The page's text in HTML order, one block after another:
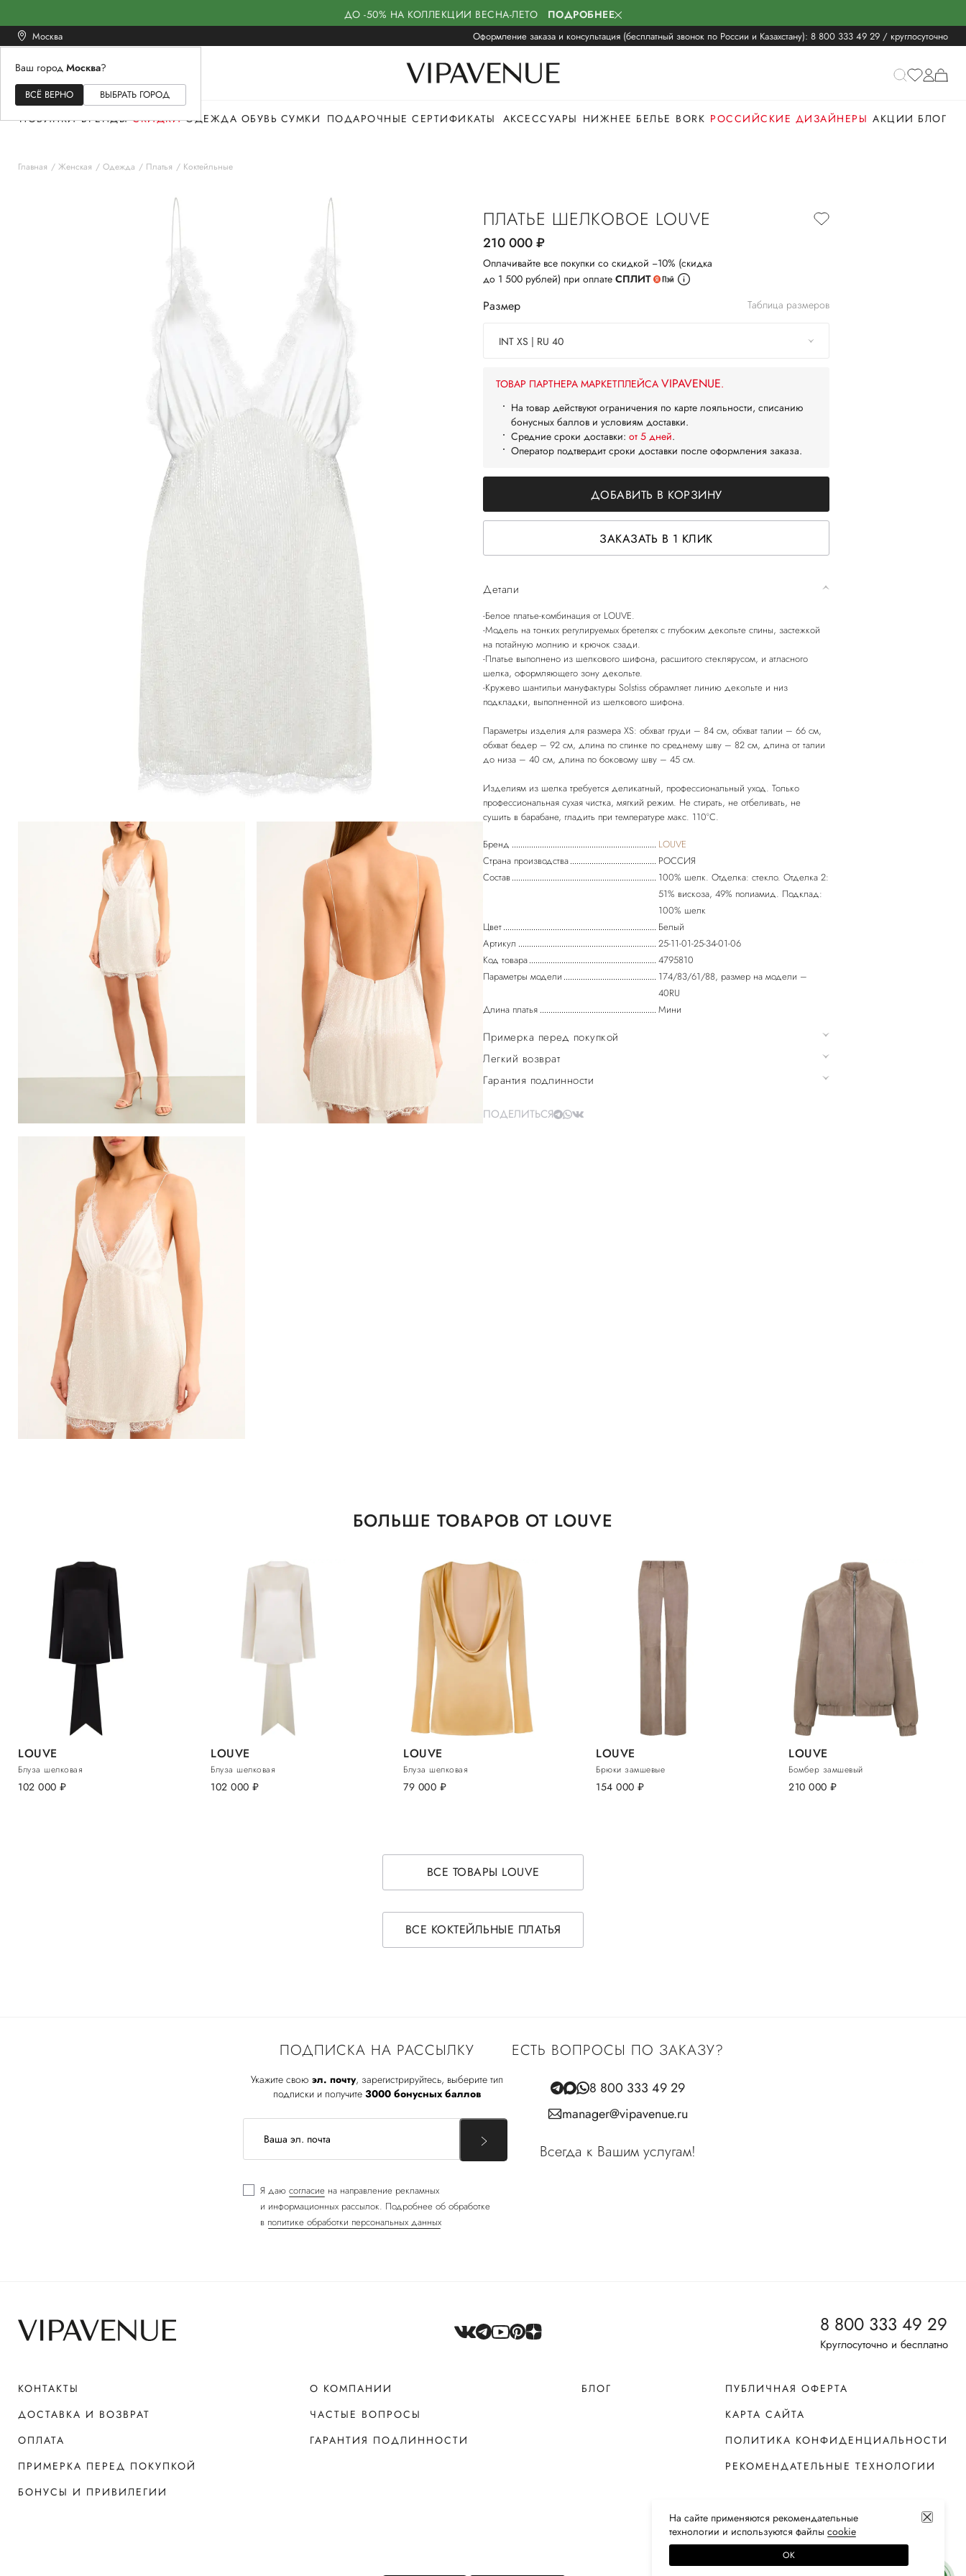
ДО -50% НА КОЛЛЕКЦИИ ВЕСНА-ЛЕТО ПОДРОБНЕЕ
Москва Оформление заказа и консультация (бесплатный звонок по России и Казахстану): 8 800 333 49 29 / круглосуточно
Ваш город Москва?
ВСЁ ВЕРНО ВЫБРАТЬ ГОРОД
ЖЕНСКОЕМУЖСКОЕ
НОВИНКИ БРЕНДЫ СКИДКИ ОДЕЖДА ОБУВЬ СУМКИ ПОДАРОЧНЫЕ СЕРТИФИКАТЫ АКСЕССУАРЫ НИЖНЕЕ БЕЛЬЕ BORK РОССИЙСКИЕ ДИЗАЙНЕРЫ АКЦИИ БЛОГ
Главная Женская Одежда Платья Коктейльные
ПЛАТЬЕ ШЕЛКОВОЕ LOUVE
210 000руб.
Оплачивайте все покупки со скидкой −10% (скидка
до 1 500 рублей) при оплате СПЛИТ
Размер Таблица размеров
INT XS | RU 40
ТОВАР ПАРТНЕРА МАРКЕТПЛЕЙСА VIPAVENUE.
На товар действуют ограничения по карте лояльности, списанию
бонусных баллов и условиям доставки.
Средние сроки доставки: от 5 дней.
Оператор подтвердит сроки доставки после оформления заказа.
ДОБАВИТЬ В КОРЗИНУ
ЗАКАЗАТЬ В 1 КЛИК
Детали
-Белое платье-комбинация от LOUVE.
-Модель на тонких регулируемых бретелях с глубоким декольте спины, застежкой
на потайную молнию и крючок сзади.
-Платье выполнено из шелкового шифона, расшитого стеклярусом, и атласного
шелка, оформляющего зону декольте.
-Кружево шантильи мануфактуры Solstiss обрамляет линию декольте и низ
подкладки, выполненной из шелкового шифона.
Параметры изделия для размера XS: обхват груди – 84 см, обхват талии – 66 см,
обхват бедер – 92 см, длина по спинке по среднему шву – 82 см, длина от талии
до низа – 40 см, длина по боковому шву – 45 см.
Изделиям из шелка требуется деликатный, профессиональный уход. Только
профессиональная сухая чистка, мягкий режим. Не стирать, не отбеливать, не
Бренд
LOUVE
Страна производства
РОССИЯ
Состав
100% шелк. Отделка: стекло. Отделка 2:
51% вискоза, 49% полиамид. Подклад:
100% шелк
Цвет
Белый
Артикул
25-11-01-25-34-01-06
Код товара
4795810
Параметры модели
174/83/61/88, размер на модели –
40RU
Длина платья
Мини
Примерка перед покупкой
Легкий возврат
Гарантия подлинности
ПОДЕЛИТЬСЯ
БОЛЬШЕ ТОВАРОВ ОТ LOUVE
LOUVE
Блуза шелковая
102 000 руб.
LOUVE
Блуза шелковая
102 000 руб.
LOUVE
Блуза шелковая
79 000 руб.
LOUVE
Брюки замшевые
154 000 руб.
LOUVE
Бомбер замшевый
210 000 руб.
ВСЕ ТОВАРЫ LOUVE
ВСЕ КОКТЕЙЛЬНЫЕ ПЛАТЬЯ
ПОДПИСКА НА РАССЫЛКУ
Укажите свою эл. почту, зарегистрируйтесь, выберите тип
подписки и получите 3000 бонусных баллов
Я даю согласие на направление рекламных
и информационных рассылок. Подробнее об обработке
в политике обработки персональных данных
ЕСТЬ ВОПРОСЫ ПО ЗАКАЗУ?
8 800 333 49 29
manager@vipavenue.ru
Всегда к Вашим услугам!
8 800 333 49 29
Круглосуточно и бесплатно
КОНТАКТЫ
ДОСТАВКА И ВОЗВРАТ
ОПЛАТА
ПРИМЕРКА ПЕРЕД ПОКУПКОЙ
БОНУСЫ И ПРИВИЛЕГИИ
О КОМПАНИИ
ЧАСТЫЕ ВОПРОСЫ
ГАРАНТИЯ ПОДЛИННОСТИ
БЛОГ
ПУБЛИЧНАЯ ОФЕРТА
КАРТА САЙТА
ПОЛИТИКА КОНФИДЕНЦИАЛЬНОСТИ
РЕКОМЕНДАТЕЛЬНЫЕ ТЕХНОЛОГИИ
На сайте применяются рекомендательные
технологии и используются файлы сооkiе
ОК